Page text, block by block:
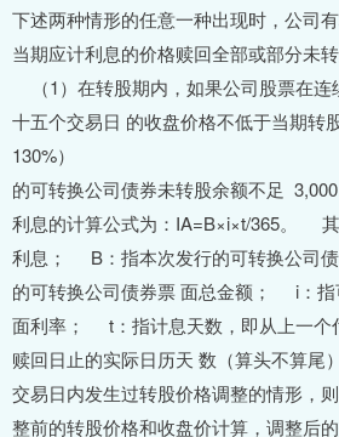
下述两种情形的任意一种出现时，公司
当期应计利息的价格赎回全部或部分未
（1）在转股期内，如果公司股票在连
十五个交易日 的收盘价格不低于当期转
130%） ； （2）
的可转换公司债券未转股余额不足
利息的计算公式为：IA=B×i×t/365。
利息； B：指本次发行的可转换公司
的可转换公司债券票 面总金额； i：指
面利率； t：指计息天数，即从上一个
赎回日止的实际日历天 数（算头不算
交易日内发生过转股价格调整的情形，
整前的转股价格和收盘价计算，调整后